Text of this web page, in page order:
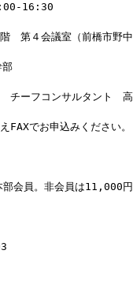
16:30
　第４会議室（前橋市野
部
チーフコンサルタント　
FAXでお申込みください。
会員。非会員は11,000